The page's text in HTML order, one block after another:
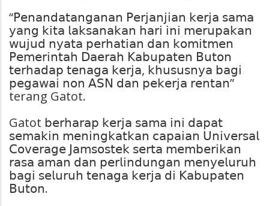
“𝖯𝖾𝗇𝖺𝗇𝖽𝖺𝗍𝖺𝗇𝗀𝖺𝗇𝖺𝗇 𝖯𝖾𝗋𝗃𝖺𝗇𝗃𝗂𝖺𝗇 𝗄𝖾𝗋𝗃𝖺 𝗌𝖺𝗆𝖺
𝗒𝖺𝗇𝗀 𝗄𝗂𝗍𝖺 𝗅𝖺𝗄𝗌𝖺𝗇𝖺𝗄𝖺𝗇 𝗁𝖺𝗋𝗂 𝗂𝗇𝗂 𝗆𝖾𝗋𝗎𝗉𝖺𝗄𝖺𝗇
𝗐𝗎𝗃𝗎𝖽 𝗇𝗒𝖺𝗍𝖺 𝗉𝖾𝗋𝗁𝖺𝗍𝗂𝖺𝗇 𝖽𝖺𝗇 𝗄𝗈𝗆𝗂𝗍𝗆𝖾𝗇
𝖯𝖾𝗆𝖾𝗋𝗂𝗇𝗍𝖺𝗁 𝖣𝖺𝖾𝗋𝖺𝗁 𝖪𝖺𝖻𝗎𝗉𝖺𝗍𝖾𝗇 𝖡𝗎𝗍𝗈𝗇
𝗍𝖾𝗋𝗁𝖺𝖽𝖺𝗉 𝗍𝖾𝗇𝖺𝗀𝖺 𝗄𝖾𝗋𝗃𝖺, 𝗄𝗁𝗎𝗌𝗎𝗌𝗇𝗒𝖺 𝖻𝖺𝗀𝗂
𝗉𝖾𝗀𝖺𝗐𝖺𝗂 𝗇𝗈𝗇 𝖠𝖲𝖭 𝖽𝖺𝗇 𝗉𝖾𝗄𝖾𝗋𝗃𝖺 𝗋𝖾𝗇𝗍𝖺𝗇”
terang Gatot.
Gatot 𝖻𝖾𝗋𝗁𝖺𝗋𝖺𝗉 𝗄𝖾𝗋𝗃𝖺 𝗌𝖺𝗆𝖺 𝗂𝗇𝗂 𝖽𝖺𝗉𝖺𝗍
𝗌𝖾𝗆𝖺𝗄𝗂𝗇 𝗆𝖾𝗇𝗂𝗇𝗀𝗄𝖺𝗍𝗄𝖺𝗇 𝖼𝖺𝗉𝖺𝗂𝖺𝗇 𝖴𝗇𝗂𝗏𝖾𝗋𝗌𝖺𝗅
𝖢𝗈𝗏𝖾𝗋𝖺𝗀𝖾 𝖩𝖺𝗆𝗌𝗈𝗌𝗍𝖾𝗄 𝗌𝖾𝗋𝗍𝖺 𝗆𝖾𝗆𝖻𝖾𝗋𝗂𝗄𝖺𝗇
𝗋𝖺𝗌𝖺 𝖺𝗆𝖺𝗇 𝖽𝖺𝗇 𝗉𝖾𝗋𝗅𝗂𝗇𝖽𝗎𝗇𝗀𝖺𝗇 𝗆𝖾𝗇𝗒𝖾𝗅𝗎𝗋𝗎𝗁
𝖻𝖺𝗀𝗂 𝗌𝖾𝗅𝗎𝗋𝗎𝗁 𝗍𝖾𝗇𝖺𝗀𝖺 𝗄𝖾𝗋𝗃𝖺 𝖽𝗂 𝖪𝖺𝖻𝗎𝗉𝖺𝗍𝖾𝗇
𝖡𝗎𝗍𝗈𝗇.